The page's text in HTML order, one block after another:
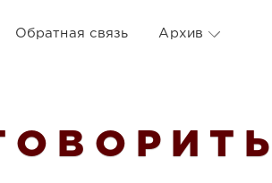
Обратная связь Архив
В О Р И Т Ь